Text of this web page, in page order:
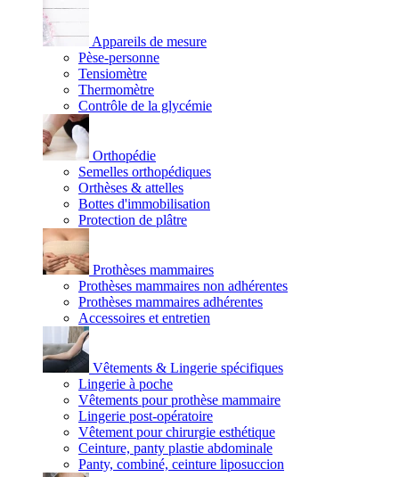
Appareils de mesure
Pèse-personne
Tensiomètre
Thermomètre
Contrôle de la glycémie
Orthopédie
Semelles orthopédiques
Orthèses & attelles
Bottes d'immobilisation
Protection de plâtre
Prothèses mammaires
Prothèses mammaires non adhérentes
Prothèses mammaires adhérentes
Accessoires et entretien
Vêtements & Lingerie spécifiques
Lingerie à poche
Vêtements pour prothèse mammaire
Lingerie post-opératoire
Vêtement pour chirurgie esthétique
Ceinture, panty plastie abdominale
Panty, combiné, ceinture liposuccion